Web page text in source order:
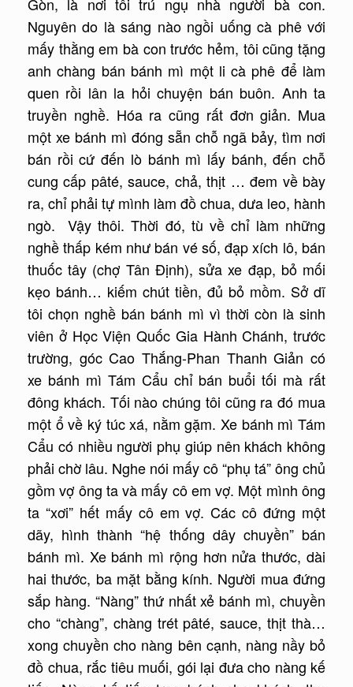
Nguyên do là sáng nào ngồi uống cà phê với
mấy thằng em bà con trước hẻm, tôi cũng tặng
anh chàng bán bánh mì một li cà phê để làm
quen rồi lân la hỏi chuyện bán buôn. Anh ta
truyền nghề. Hóa ra cũng rất đơn giản. Mua
một xe bánh mì đóng sẵn chỗ ngã bảy, tìm nơi
bán rồi cứ đến lò bánh mì lấy bánh, đến chỗ
cung cấp pâté, sauce, chả, thịt … đem về bày
ra, chỉ phải tự mình làm đồ chua, dưa leo, hành
ngò. Vậy thôi. Thời đó, tù về chỉ làm những
nghề thấp kém như bán vé số, đạp xích lô, bán
thuốc tây (chợ Tân Ðịnh), sửa xe đạp, bỏ mối
kẹo bánh… kiếm chút tiền, đủ bỏ mồm. Sở dĩ
tôi chọn nghề bán bánh mì vì thời còn là sinh
viên ở Học Viện Quốc Gia Hành Chánh, trước
trường, góc Cao Thắng-Phan Thanh Giản có
xe bánh mì Tám Cẩu chỉ bán buổi tối mà rất
đông khách. Tối nào chúng tôi cũng ra đó mua
một ổ về ký túc xá, nằm gặm. Xe bánh mì Tám
Cẩu có nhiều người phụ giúp nên khách không
phải chờ lâu. Nghe nói mấy cô “phụ tá” ông chủ
gồm vợ ông ta và mấy cô em vợ. Một mình ông
ta “xơi” hết mấy cô em vợ. Các cô đứng một
dãy, hình thành “hệ thống dây chuyền” bán
bánh mì. Xe bánh mì rộng hơn nửa thước, dài
hai thước, ba mặt bằng kính. Người mua đứng
sắp hàng. “Nàng” thứ nhất xẻ bánh mì, chuyền
cho “chàng”, chàng trét pâté, sauce, thịt thà…
xong chuyền cho nàng bên cạnh, nàng nầy bỏ
đồ chua, rắc tiêu muối, gói lại đưa cho nàng kế